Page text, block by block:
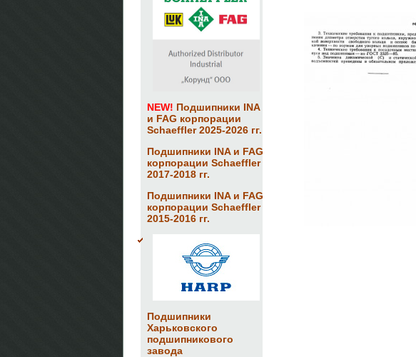
NEW! Подшипники INA
и FAG корпорации
Schaeffler 2025-2026 гг.
Подшипники INA и FAG
корпорации Schaeffler
2017-2018 гг.
Подшипники INA и FAG
корпорации Schaeffler
2015-2016 гг.
Подшипники
Харьковского
подшипникового
завода